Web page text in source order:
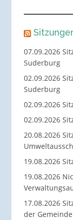
07.09.2026
Suderburg
02.09.2026
Suderburg
02.09.2026
02.09.2026
20.08.2026
19.08.2026
19.08.2026
17.08.2026
der